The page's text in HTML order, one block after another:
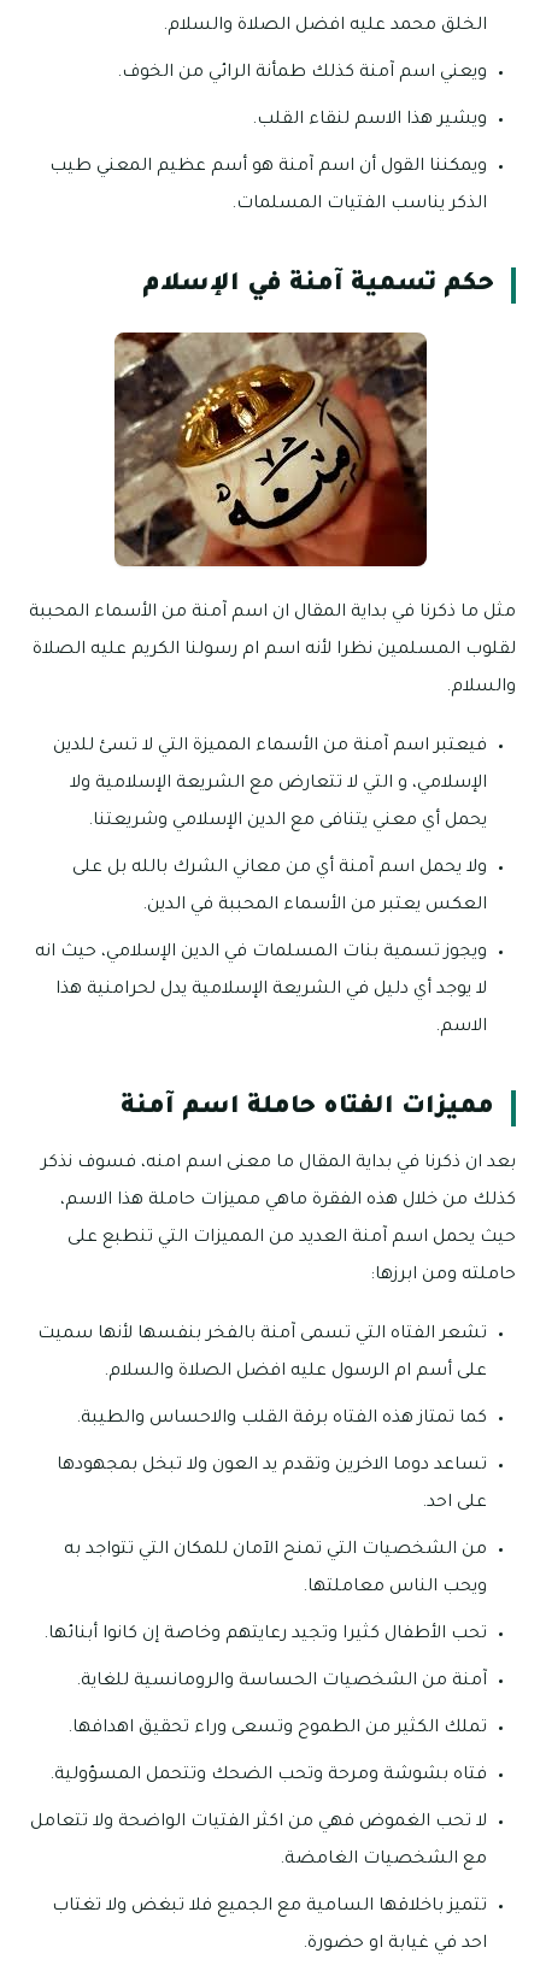
الخلق محمد عليه افضل الصلاة والسلام.
ويعني اسم آمنة كذلك طمأنة الرائي من الخوف.
ويشير هذا الاسم لنقاء القلب.
ويمكننا القول أن اسم آمنة هو أسم عظيم المعني طيب
الذكر يناسب الفتيات المسلمات.
حكم تسمية آمنة في الإسلام
مثل ما ذكرنا في بداية المقال ان اسم آمنة من الأسماء المحببة
لقلوب المسلمين نظرا لأنه اسم ام رسولنا الكريم عليه الصلاة
والسلام.
فيعتبر اسم آمنة من الأسماء المميزة التي لا تسئ للدين
الإسلامي، و التي لا تتعارض مع الشريعة الإسلامية ولا
يحمل أي معني يتنافى مع الدين الإسلامي وشريعتنا.
ولا يحمل اسم آمنة أي من معاني الشرك بالله بل على
العكس يعتبر من الأسماء المحببة في الدين.
ويجوز تسمية بنات المسلمات في الدين الإسلامي، حيث انه
لا يوجد أي دليل في الشريعة الإسلامية يدل لحرامنية هذا
الاسم.
مميزات الفتاه حاملة اسم آمنة
بعد ان ذكرنا في بداية المقال ما معنى اسم امنه، فسوف نذكر
كذلك من خلال هذه الفقرة ماهي مميزات حاملة هذا الاسم،
حيث يحمل اسم آمنة العديد من المميزات التي تنطبع على
حاملته ومن ابرزها:
تشعر الفتاه التي تسمى آمنة بالفخر بنفسها لأنها سميت
على أسم ام الرسول عليه افضل الصلاة والسلام.
كما تمتاز هذه الفتاه برقة القلب والاحساس والطيبة.
تساعد دوما الاخرين وتقدم يد العون ولا تبخل بمجهودها
على احد.
من الشخصيات التي تمنح الآمان للمكان التي تتواجد به
ويحب الناس معاملتها.
تحب الأطفال كثيرا وتجيد رعايتهم وخاصة إن كانوا أبنائها.
آمنة من الشخصيات الحساسة والرومانسية للغاية.
تملك الكثير من الطموح وتسعى وراء تحقيق اهدافها.
فتاه بشوشة ومرحة وتحب الضحك وتتحمل المسؤولية.
لا تحب الغموض فهي من اكثر الفتيات الواضحة ولا تتعامل
مع الشخصيات الغامضة.
تتميز باخلاقها السامية مع الجميع فلا تبغض ولا تغتاب
احد في غيابة او حضورة.